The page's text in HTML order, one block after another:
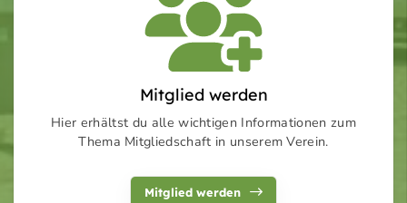
Mitglied werden
Hier erhältst du alle wichtigen Informationen zum
Thema Mitgliedschaft in unserem Verein.
Mitglied werden